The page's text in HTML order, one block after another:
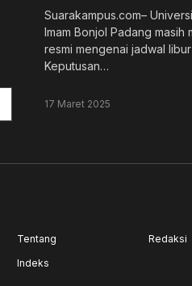
Suarakampus.com–
Imam Bonjol Padang masih
resmi mengenai jadwal
Keputusan…
17 Maret 2025
Tentang Redaksi
Indeks